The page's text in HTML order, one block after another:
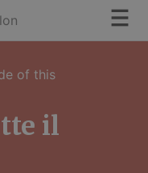
of this
il